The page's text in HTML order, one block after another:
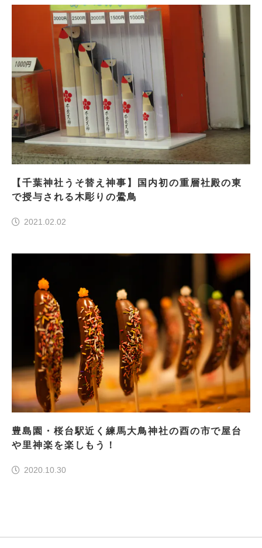
【千葉神社うそ替え神事】国内初の重層社殿の東
で授与される木彫りの鷽鳥
2021.02.02
豊島園・桜台駅近く練馬大鳥神社の酉の市で屋台
や里神楽を楽しもう！
2020.10.30